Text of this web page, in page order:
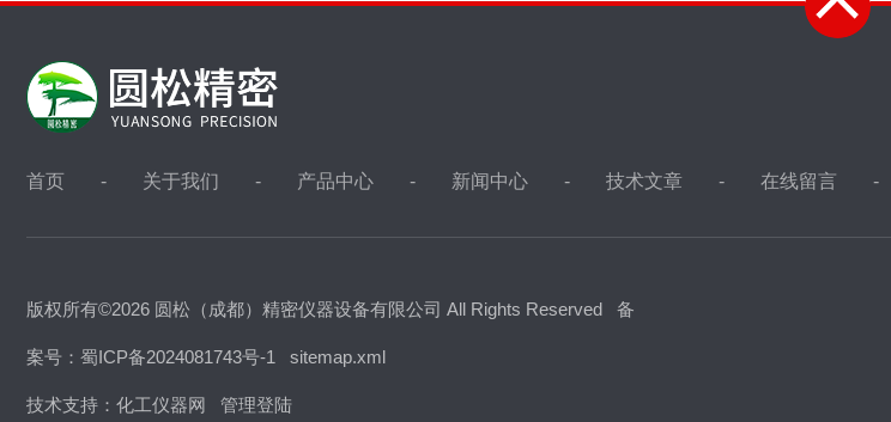
首页 关于我们 产品中心 新闻中心 技术文章 在线留言
版权所有©2026 圆松（成都）精密仪器设备有限公司 All Rights Reserved 备
案号：蜀ICP备2024081743号-1 sitemap.xml
技术支持： 化工仪器网 管理登陆